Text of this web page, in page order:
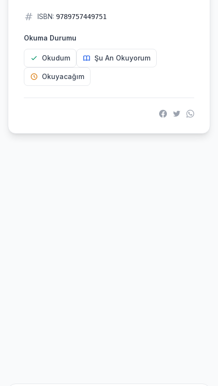
ISBN: 9789757449751
Okuma Durumu
Okudum Şu An Okuyorum
Okuyacağım